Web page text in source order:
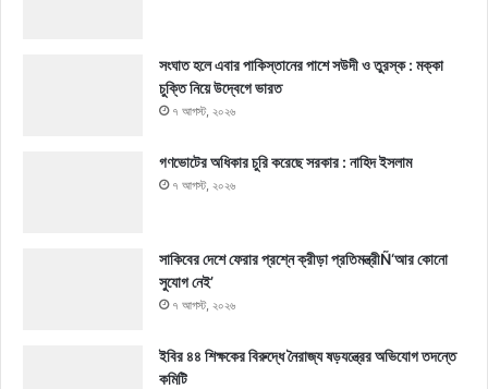
সংঘাত হলে এবার পাকিস্তানের পাশে সউদী ও তুরস্ক : মক্কা
চুক্তি নিয়ে উদ্বেগে ভারত
৭ আগস্ট, ২০২৬
গণভোটের অধিকার চুরি করেছে সরকার : নাহিদ ইসলাম
৭ আগস্ট, ২০২৬
সাকিবের দেশে ফেরার প্রশ্নে ক্রীড়া প্রতিমন্ত্রীÑ‘আর কোনো
সুযোগ নেই’
৭ আগস্ট, ২০২৬
ইবির ৪৪ শিক্ষকের বিরুদ্ধে নৈরাজ্য ষড়যন্ত্রের অভিযোগ তদন্তে
কমিটি